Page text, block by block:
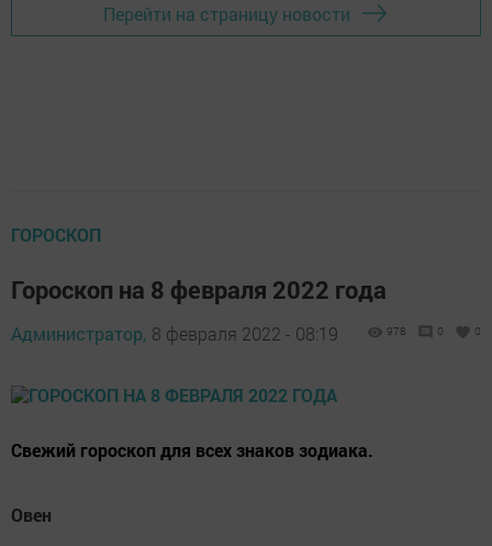
Перейти на страницу новости
ГОРОСКОП
Гороскоп на 8 февраля 2022 года
Администратор, 8 февраля 2022 - 08:19 978 0 0
Свежий гороскоп для всех знаков зодиака.
Овен